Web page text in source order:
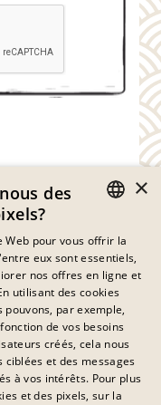
GERMAN
FRENCH
DANISH
SWEDISH
HUNGARIAN
×
des
Web pour vous offrir la
eux sont essentiels,
nos offres en ligne et
utilisant des cookies
par exemple,
de vos besoins
créés, cela nous
et des messages
à vos intérêts. Pour plus
et des pixels, sur la